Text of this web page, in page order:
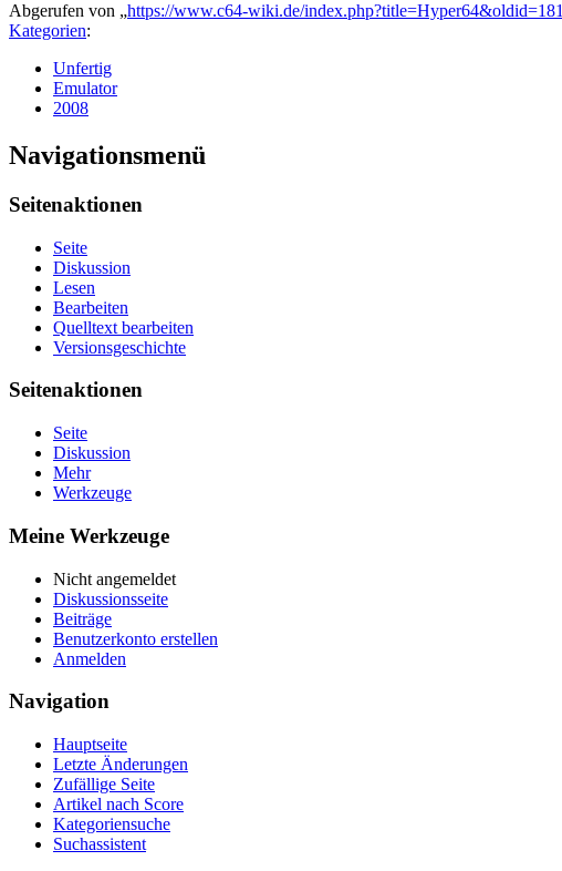
Abgerufen von „https://www.c64-wiki.de/
Kategorien:
Unfertig
Emulator
2008
Navigationsmenü
Seitenaktionen
Seite
Diskussion
Lesen
Bearbeiten
Quelltext bearbeiten
Versionsgeschichte
Seitenaktionen
Seite
Diskussion
Mehr
Werkzeuge
Meine Werkzeuge
Nicht angemeldet
Diskussionsseite
Beiträge
Benutzerkonto erstellen
Anmelden
Navigation
Hauptseite
Letzte Änderungen
Zufällige Seite
Artikel nach Score
Kategoriensuche
Suchassistent